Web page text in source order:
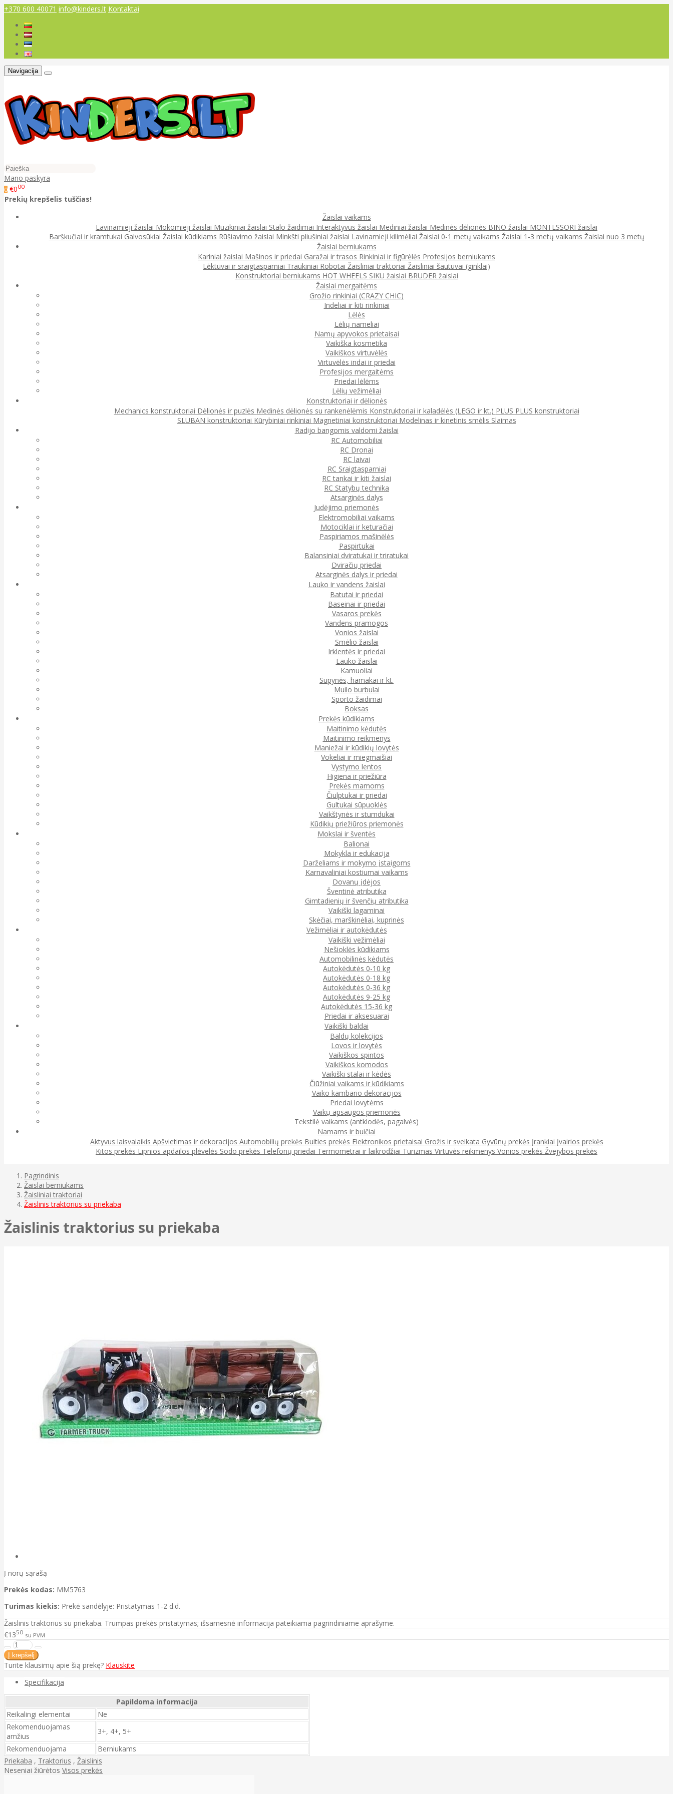
+370 600 40071 info@kinders.lt Kontaktai
Navigacija
Mano paskyra
0 €000
Prekių krepšelis tuščias!
Žaislai vaikams
Lavinamieji žaislai Mokomieji žaislai Muzikiniai žaislai Stalo žaidimai Interaktyvūs žaislai Mediniai žaislai Medinės dėlionės BINO žaislai MONTESSORI žaislai
Barškučiai ir kramtukai Galvosūkiai Žaislai kūdikiams Rūšiavimo žaislai Minkšti pliušiniai žaislai Lavinamieji kilimėliai Žaislai 0-1 metų vaikams Žaislai 1-3 metų vaikams Žaislai nuo 3 metų
Žaislai berniukams
Kariniai žaislai Mašinos ir priedai Garažai ir trasos Rinkiniai ir figūrėlės Profesijos berniukams
Lėktuvai ir sraigtasparniai Traukiniai Robotai Žaisliniai traktoriai Žaisliniai šautuvai (ginklai)
Konstruktoriai berniukams HOT WHEELS SIKU žaislai BRUDER žaislai
Žaislai mergaitėms
Grožio rinkiniai (CRAZY CHIC)
Indeliai ir kiti rinkiniai
Lėlės
Lėlių nameliai
Namų apyvokos prietaisai
Vaikiška kosmetika
Vaikiškos virtuvėlės
Virtuvėlės indai ir priedai
Profesijos mergaitėms
Priedai lėlėms
Lėlių vežimėliai
Konstruktoriai ir dėlionės
Mechanics konstruktoriai Dėlionės ir puzlės Medinės dėlionės su rankenėlėmis Konstruktoriai ir kaladėlės (LEGO ir kt.) PLUS PLUS konstruktoriai
SLUBAN konstruktoriai Kūrybiniai rinkiniai Magnetiniai konstruktoriai Modelinas ir kinetinis smėlis Slaimas
Radijo bangomis valdomi žaislai
RC Automobiliai
RC Dronai
RC laivai
RC Sraigtasparniai
RC tankai ir kiti žaislai
RC Statybų technika
Atsarginės dalys
Judėjimo priemonės
Elektromobiliai vaikams
Motociklai ir keturačiai
Paspiriamos mašinėlės
Paspirtukai
Balansiniai dviratukai ir triratukai
Dviračių priedai
Atsarginės dalys ir priedai
Lauko ir vandens žaislai
Batutai ir priedai
Baseinai ir priedai
Vasaros prekės
Vandens pramogos
Vonios žaislai
Smėlio žaislai
Irklentės ir priedai
Lauko žaislai
Kamuoliai
Supynės, hamakai ir kt.
Muilo burbulai
Sporto žaidimai
Boksas
Prekės kūdikiams
Maitinimo kėdutės
Maitinimo reikmenys
Maniežai ir kūdikių lovytės
Vokeliai ir miegmaišiai
Vystymo lentos
Higiena ir priežiūra
Prekės mamoms
Čiulptukai ir priedai
Gultukai sūpuoklės
Vaikštynės ir stumdukai
Kūdikių priežiūros priemonės
Mokslai ir šventės
Balionai
Mokykla ir edukacija
Darželiams ir mokymo įstaigoms
Karnavaliniai kostiumai vaikams
Dovanų įdėjos
Šventinė atributika
Gimtadienių ir švenčių atributika
Vaikiški lagaminai
Skėčiai, marškinėliai, kuprinės
Vežimėliai ir autokėdutės
Vaikiški vežimėliai
Nešioklės kūdikiams
Automobilinės kėdutės
Autokėdutės 0-10 kg
Autokėdutės 0-18 kg
Autokėdutės 0-36 kg
Autokėdutės 9-25 kg
Autokėdutės 15-36 kg
Priedai ir aksesuarai
Vaikiški baldai
Baldų kolekcijos
Lovos ir lovytės
Vaikiškos spintos
Vaikiškos komodos
Vaikiški stalai ir kėdės
Čiūžiniai vaikams ir kūdikiams
Vaiko kambario dekoracijos
Priedai lovytėms
Vaikų apsaugos priemonės
Tekstilė vaikams (antklodės, pagalvės)
Namams ir buičiai
Aktyvus laisvalaikis Apšvietimas ir dekoracijos Automobilių prekės Buities prekės Elektronikos prietaisai Grožis ir sveikata Gyvūnų prekės Įrankiai Įvairios prekės
Kitos prekės Lipnios apdailos plėvelės Sodo prekės Telefonų priedai Termometrai ir laikrodžiai Turizmas Virtuvės reikmenys Vonios prekės Žvejybos prekės
Pagrindinis
Žaislai berniukams
Žaisliniai traktoriai
Žaislinis traktorius su priekaba
Žaislinis traktorius su priekaba
Į norų sąrašą
Prekės kodas: MM5763
Turimas kiekis: Prekė sandėlyje: Pristatymas 1-2 d.d.
Žaislinis traktorius su priekaba. Trumpas prekės pristatymas; išsamesnė informacija pateikiama pagrindiniame aprašyme.
€1350 su PVM
Turite klausimų apie šią prekę? Klauskite
Specifikacija
Papildoma informacija
Reikalingi elementai
Ne
Rekomenduojamas
amžius
3+, 4+, 5+
Rekomenduojama
Berniukams
Priekaba , Traktorius , Žaislinis
Neseniai žiūrėtos Visos prekės